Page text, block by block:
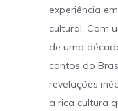
experiência
cultural. Com
de uma
cantos do
revelações
a rica cultura